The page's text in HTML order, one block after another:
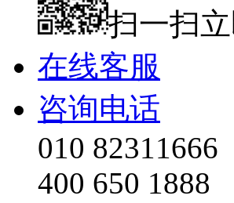
扫一扫
在线客服
咨询电话
010 82311666
400 650 1888